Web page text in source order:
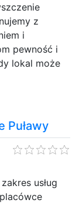
z
i
pewność i
lokal może
Puławy
usług